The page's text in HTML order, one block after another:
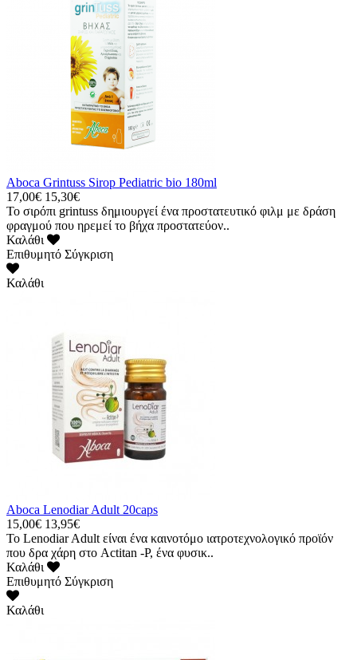
Aboca Grintuss Sirop Pediatric bio 180ml
17,00€ 15,30€
Το σιρόπι grintuss δημιουργεί ένα προστατευτικό φιλμ με δράση
φραγμού που ηρεμεί το βήχα προστατεύον..
Καλάθι
Επιθυμητό Σύγκριση
Καλάθι
Aboca Lenodiar Adult 20caps
15,00€ 13,95€
Το Lenodiar Adult είναι ένα καινοτόμο ιατροτεχνολογικό προϊόν
που δρα χάρη στο Actitan -P, ένα φυσικ..
Καλάθι
Επιθυμητό Σύγκριση
Καλάθι